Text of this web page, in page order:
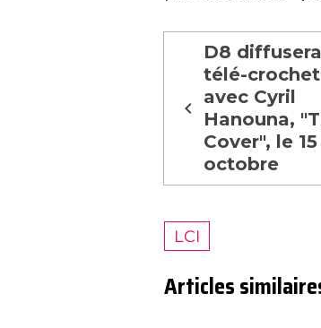
D8
télé-crochet
avec Cyril
Hanouna,
Cover", le 15
octobre
LCI
Articles